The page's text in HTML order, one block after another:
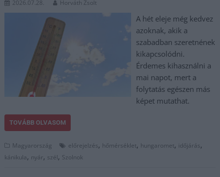
2026.07.28. Horváth Zsolt
A hét eleje még kedvez
azoknak, akik a
szabadban szeretnének
kikapcsolódni.
Érdemes kihasználni a
mai napot, mert a
folytatás egészen más
képet mutathat.
TOVÁBB OLVASOM
Magyarország előrejelzés, hőmérséklet, hungaromet, időjárás,
kánikula, nyár, szél, Szolnok